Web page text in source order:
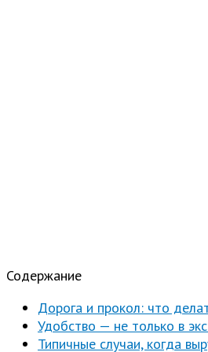
Содержание
Дорога и прокол: что
Удобство — не только в
Типичные случаи, когда